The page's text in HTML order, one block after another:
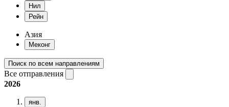
Нил
Рейн
Азия
Меконг
Поиск по всем направлениям
Все отправления
2026
янв.